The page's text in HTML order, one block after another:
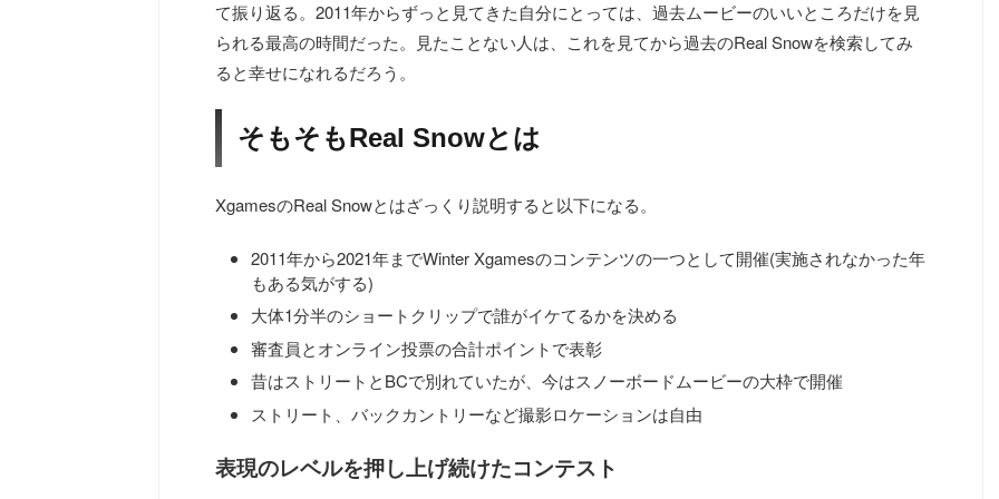
て振り返る。2011年からずっと見てきた自分にとっては、過去ムービーのいいところだけを見
られる最高の時間だった。見たことない人は、これを見てから過去のReal Snowを検索してみ
ると幸せになれるだろう。
そもそもReal Snowとは
XgamesのReal Snowとはざっくり説明すると以下になる。
2011年から2021年までWinter Xgamesのコンテンツの一つとして開催(実施されなかった年
もある気がする)
大体1分半のショートクリップで誰がイケてるかを決める
審査員とオンライン投票の合計ポイントで表彰
昔はストリートとBCで別れていたが、今はスノーボードムービーの大枠で開催
ストリート、バックカントリーなど撮影ロケーションは自由
表現のレベルを押し上げ続けたコンテスト